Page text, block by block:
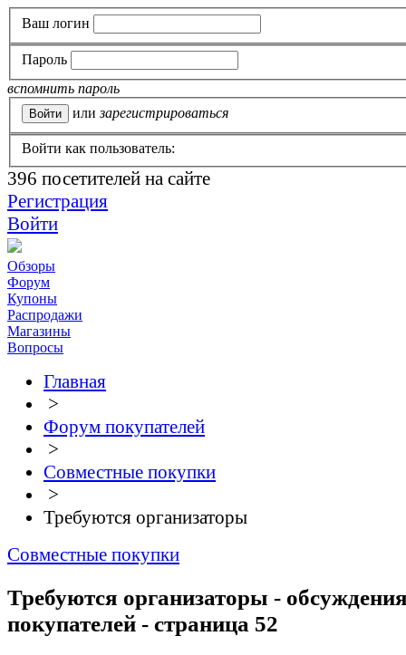
Ваш логин
Пароль
вспомнить пароль
или зарегистрироваться
Войти как пользователь:
396 посетителей на сайте
Регистрация
Войти
Обзоры
Форум
Купоны
Распродажи
Магазины
Вопросы
Главная
>
Форум покупателей
>
Совместные покупки
>
Требуются организаторы
Совместные покупки
Требуются организаторы -
покупателей - страница 52